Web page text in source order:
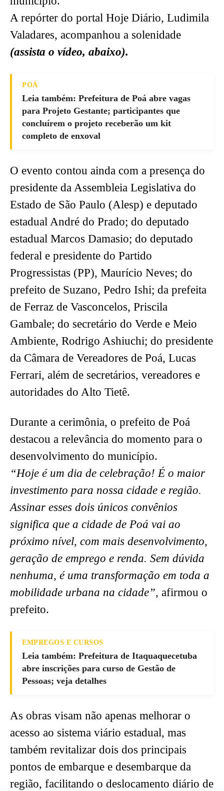
A repórter do portal Hoje Diário, Ludimila
Valadares, acompanhou a solenidade
(assista o vídeo, abaixo).
POÁ
Leia também: Prefeitura de Poá abre vagas
para Projeto Gestante; participantes que
concluírem o projeto receberão um kit
completo de enxoval
O evento contou ainda com a presença do
presidente da Assembleia Legislativa do
Estado de São Paulo (Alesp) e deputado
estadual André do Prado; do deputado
estadual Marcos Damasio; do deputado
federal e presidente do Partido
Progressistas (PP), Maurício Neves; do
prefeito de Suzano, Pedro Ishi; da prefeita
de Ferraz de Vasconcelos, Priscila
Gambale; do secretário do Verde e Meio
Ambiente, Rodrigo Ashiuchi; do presidente
da Câmara de Vereadores de Poá, Lucas
Ferrari, além de secretários, vereadores e
autoridades do Alto Tietê.
Durante a cerimônia, o prefeito de Poá
destacou a relevância do momento para o
desenvolvimento do município.
“Hoje é um dia de celebração! É o maior
investimento para nossa cidade e região.
Assinar esses dois únicos convênios
significa que a cidade de Poá vai ao
próximo nível, com mais desenvolvimento,
geração de emprego e renda. Sem dúvida
nenhuma, é uma transformação em toda a
mobilidade urbana na cidade”, afirmou o
prefeito.
EMPREGOS E CURSOS
Leia também: Prefeitura de Itaquaquecetuba
abre inscrições para curso de Gestão de
Pessoas; veja detalhes
As obras visam não apenas melhorar o
acesso ao sistema viário estadual, mas
também revitalizar dois dos principais
pontos de embarque e desembarque da
região, facilitando o deslocamento diário de